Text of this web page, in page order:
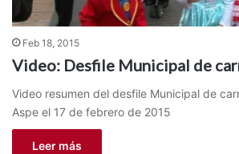
Feb 18, 2015
Video: Desfile Municipal de
Video resumen del desfile Municipal de
Aspe el 17 de febrero de 2015
Leer más